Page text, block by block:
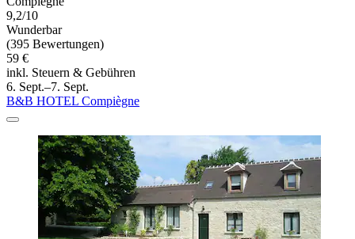
9,2/10
Wunderbar
(395 Bewertungen)
59 €
inkl. Steuern & Gebühren
6. Sept.–7. Sept.
B&B HOTEL Compiègne